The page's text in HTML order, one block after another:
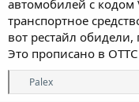
Подрамник тянет на
можно сделать
треугольника (точка
двигателю, до точки
образом можно
лебедки и
защиты картера. Двух
автомобилей с кодом
транспортное
вот рестайл
Это прописано в
Р
е
Palex